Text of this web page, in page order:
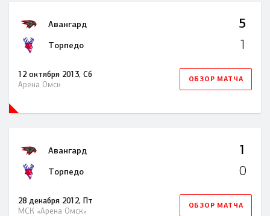
12 октября 2013, Сб
Арена Омск
Авангард 5
Торпедо 1
ОБЗОР МАТЧА
28 декабря 2012, Пт
МСК «Арена Омск»
Авангард 1
Торпедо 0
ОБЗОР МАТЧА